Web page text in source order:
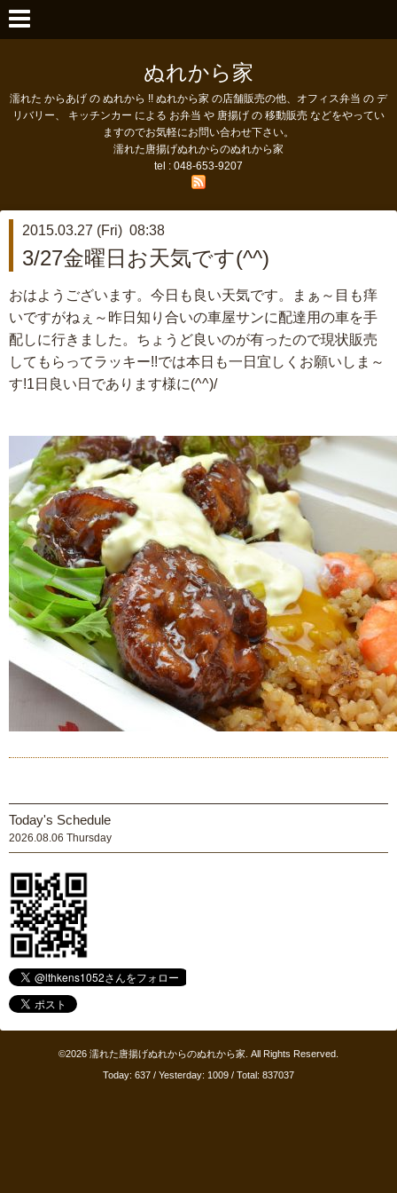
ぬれから家
濡れた からあげ の ぬれから !! ぬれから家 の店舗販売の他、オフィス弁当 の デ
リバリー、 キッチンカー による お弁当 や 唐揚げ の 移動販売 などをやってい
ますのでお気軽にお問い合わせ下さい。
濡れた唐揚げぬれからのぬれから家
tel : 048-653-9207
2015.03.27 (Fri) 08:38
3/27金曜日お天気です(^^)
おはようございます。今日も良い天気です。まぁ～目も痒
いですがねぇ～昨日 知り合いの車屋サンに配達用の車を手
配しに行きました。ちょうど良いのが有ったので現状販売
してもらってラッキー!!では本日も一日宜しくお願いしま～
す!1日良い日であります様に(^^)/
Today's Schedule
2026.08.06 Thursday
©2026 濡れた唐揚げぬれからのぬれから家 . All Rights Reserved.
Today: 637 / Yesterday: 1009 / Total: 837037